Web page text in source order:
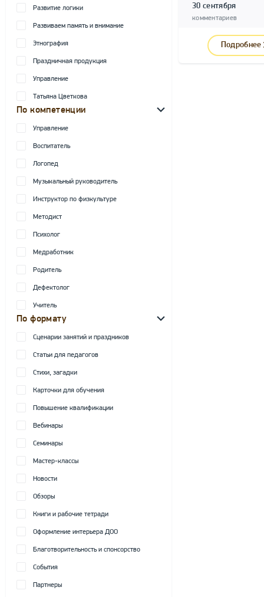
Развитие логики
Развиваем память и внимание
Этнография
Праздничная продукция
Управление
Татьяна Цветкова
По компетенции
Управление
Воспитатель
Логопед
Музыкальный руководитель
Инструктор по физкультуре
Методист
Психолог
Медработник
Родитель
Дефектолог
Учитель
По формату
Сценарии занятий и праздников
Статьи для педагогов
Стихи, загадки
Карточки для обучения
Повышение квалификации
Вебинары
Семинары
Мастер-классы
Новости
Обзоры
Книги и рабочие тетради
Оформление интерьера ДОО
Благотворительность и спонсорство
События
Партнеры
30 сентября
комментариев
Подробнее